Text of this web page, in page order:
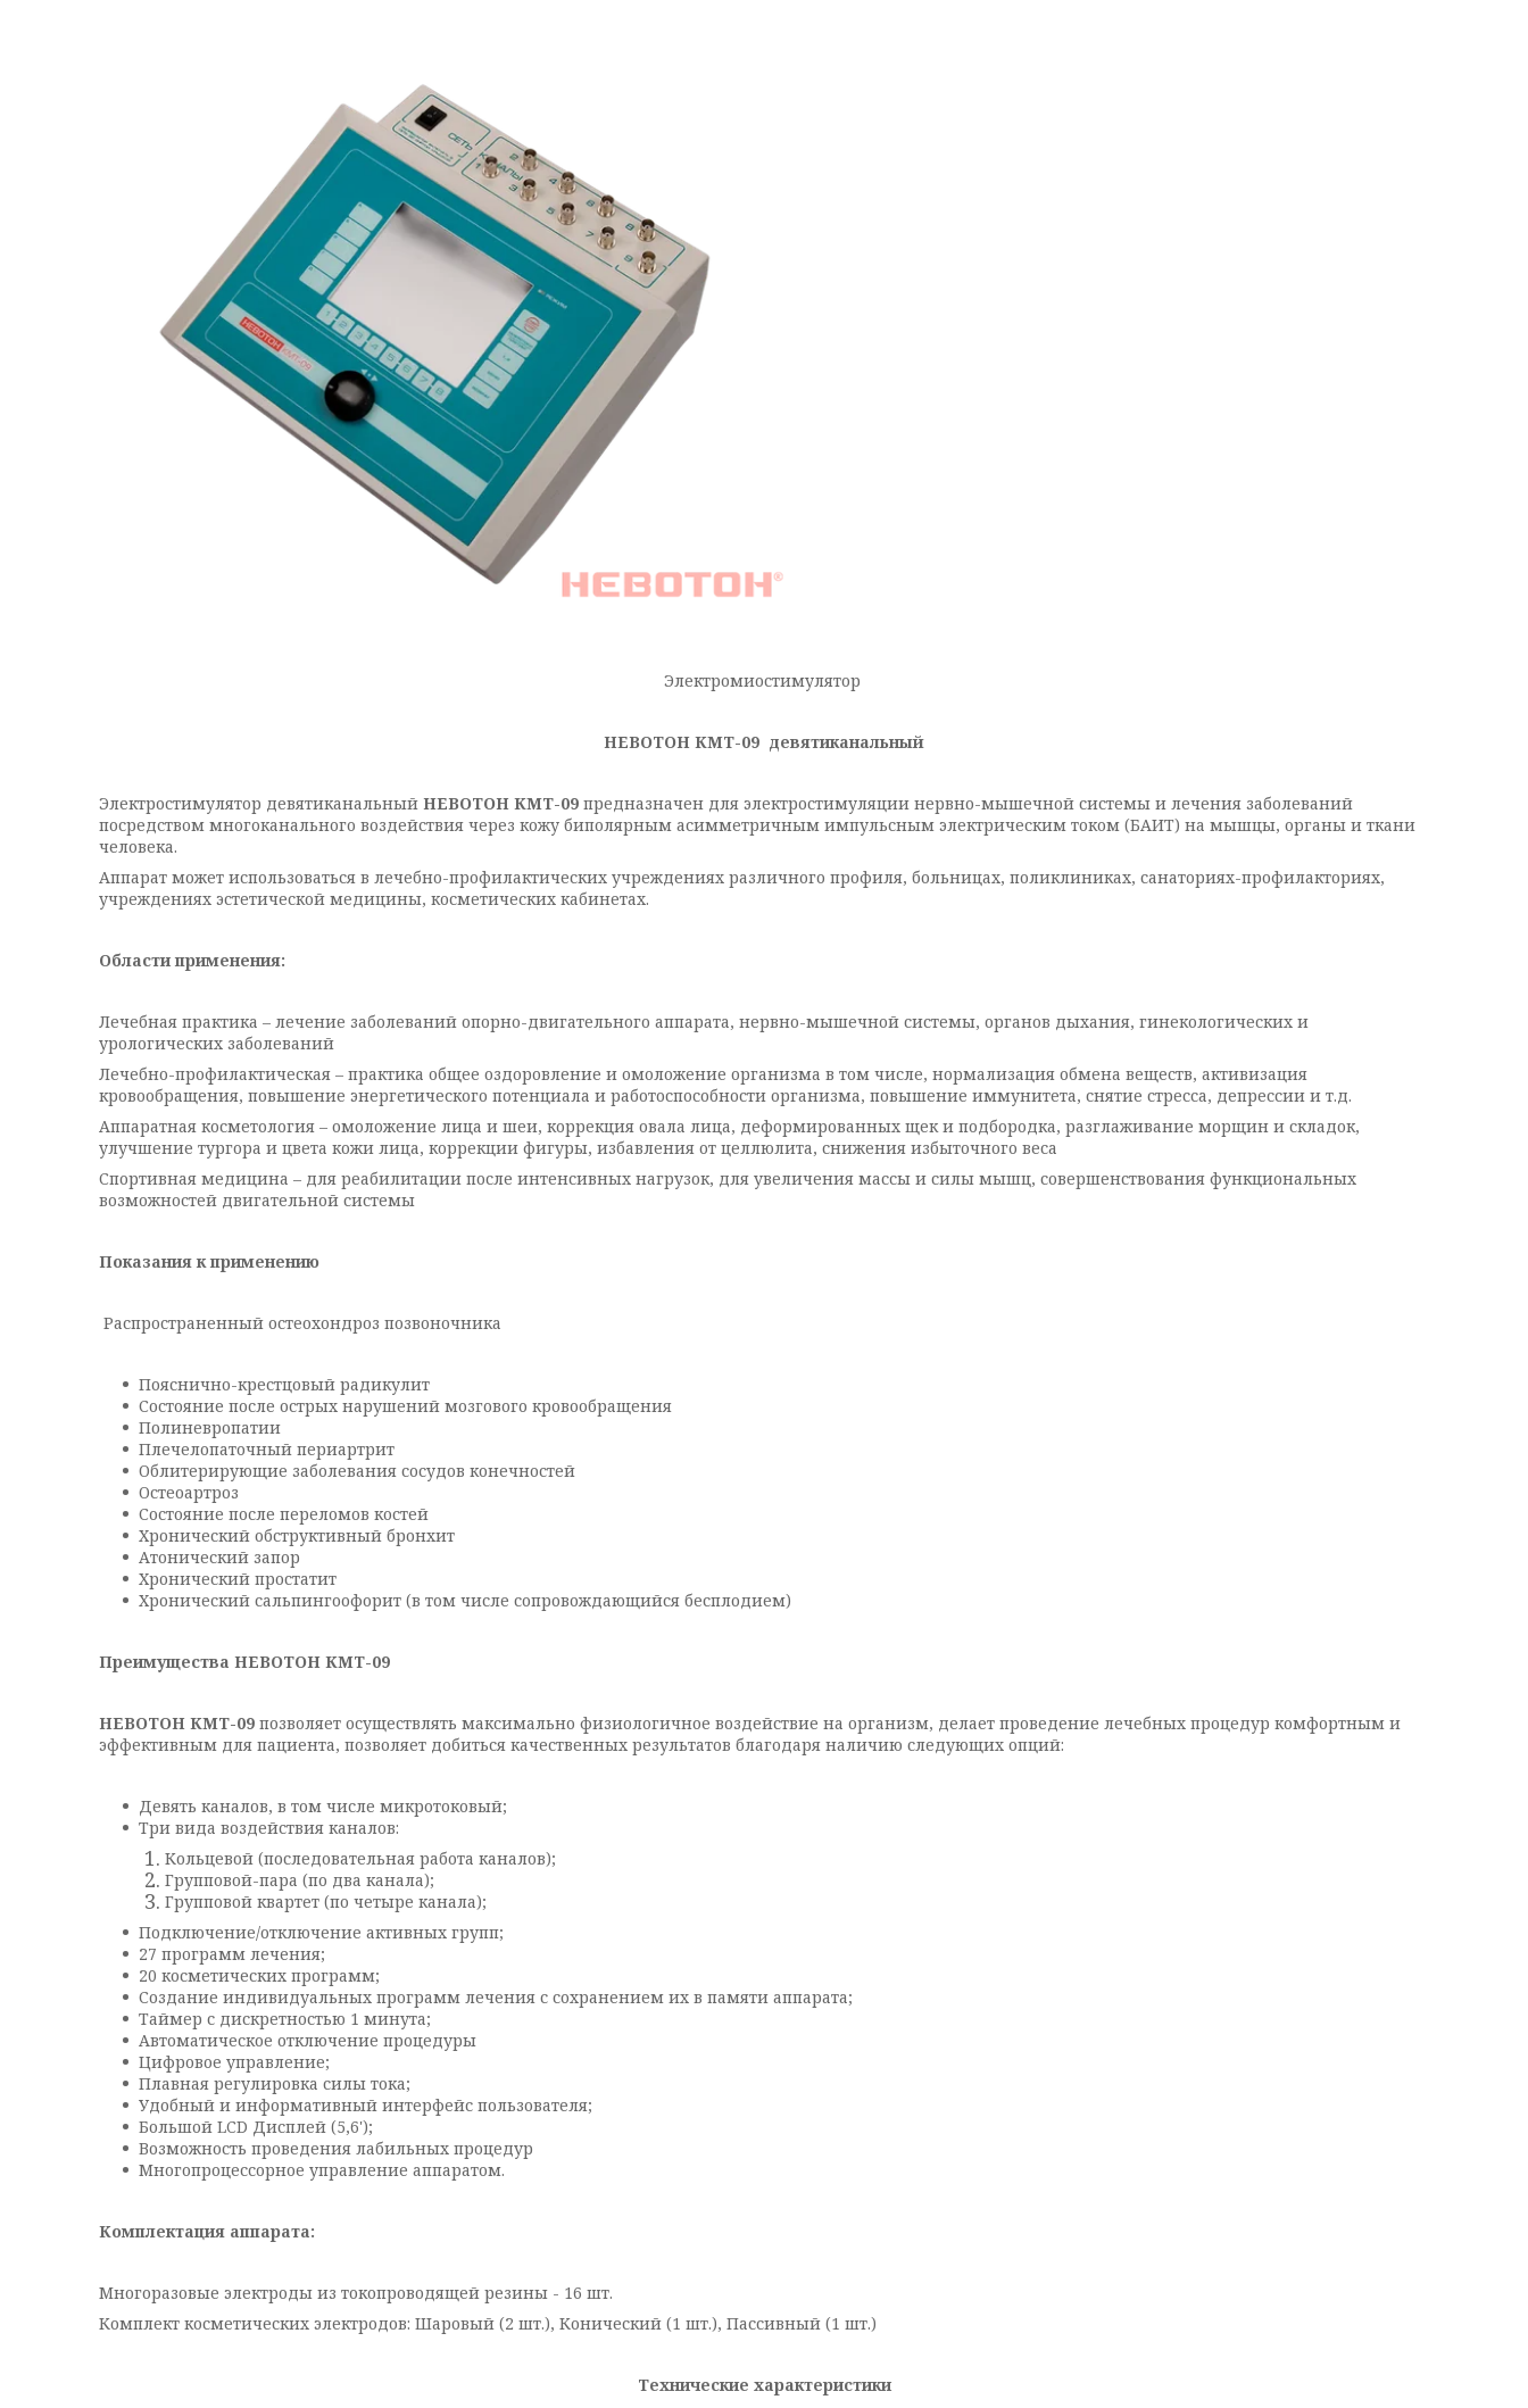
Электромиостимулятор
НЕВОТОН КМТ-09 девятиканальный
Электростимулятор девятиканальный НЕВОТОН КМТ-09 предназначен для электростимуляции нервно-мышечной системы и лечения заболеваний
посредством многоканального воздействия через кожу биполярным асимметричным импульсным электрическим током (БАИТ) на мышцы, органы и ткани
человека.
Аппарат может использоваться в лечебно-профилактических учреждениях различного профиля, больницах, поликлиниках, санаториях-профилакториях,
учреждениях эстетической медицины, косметических кабинетах.
Области применения:
Лечебная практика – лечение заболеваний опорно-двигательного аппарата, нервно-мышечной системы, органов дыхания, гинекологических и
урологических заболеваний
Лечебно-профилактическая – практика общее оздоровление и омоложение организма в том числе, нормализация обмена веществ, активизация
кровообращения, повышение энергетического потенциала и работоспособности организма, повышение иммунитета, снятие стресса, депрессии и т.д.
Аппаратная косметология – омоложение лица и шеи, коррекция овала лица, деформированных щек и подбородка, разглаживание морщин и складок,
улучшение тургора и цвета кожи лица, коррекции фигуры, избавления от целлюлита, снижения избыточного веса
Спортивная медицина – для реабилитации после интенсивных нагрузок, для увеличения массы и силы мышц, совершенствования функциональных
возможностей двигательной системы
Показания к применению
Распространенный остеохондроз позвоночника
Пояснично-крестцовый радикулит
Состояние после острых нарушений мозгового кровообращения
Полиневропатии
Плечелопаточный периартрит
Облитерирующие заболевания сосудов конечностей
Остеоартроз
Состояние после переломов костей
Хронический обструктивный бронхит
Атонический запор
Хронический простатит
Хронический сальпингоофорит (в том числе сопровождающийся бесплодием)
Преимущества НЕВОТОН КМТ-09
НЕВОТОН КМТ-09 позволяет осуществлять максимально физиологичное воздействие на организм, делает проведение лечебных процедур комфортным и
эффективным для пациента, позволяет добиться качественных результатов благодаря наличию следующих опций:
Девять каналов, в том числе микротоковый;
Три вида воздействия каналов:
Кольцевой (последовательная работа каналов);
Групповой-пара (по два канала);
Групповой квартет (по четыре канала);
Подключение/отключение активных групп;
27 программ лечения;
20 косметических программ;
Создание индивидуальных программ лечения с сохранением их в памяти аппарата;
Таймер с дискретностью 1 минута;
Автоматическое отключение процедуры
Цифровое управление;
Плавная регулировка силы тока;
Удобный и информативный интерфейс пользователя;
Большой LCD Дисплей (5,6');
Возможность проведения лабильных процедур
Многопроцессорное управление аппаратом.
Комплектация аппарата:
Многоразовые электроды из токопроводящей резины - 16 шт.
Комплект косметических электродов: Шаровый (2 шт.), Конический (1 шт.), Пассивный (1 шт.)
Технические характеристики